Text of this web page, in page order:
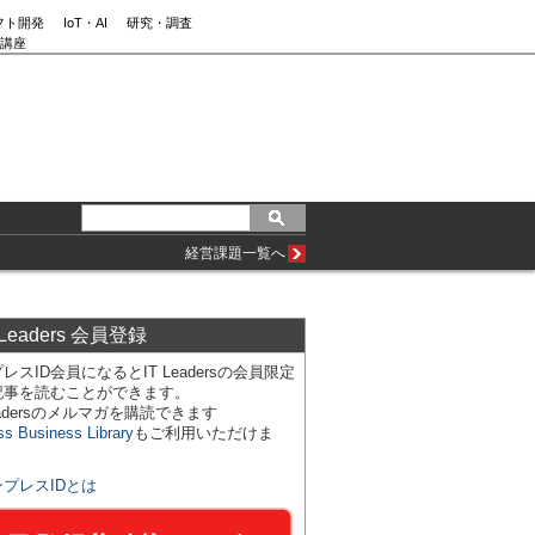
ト開発 IoT・AI
研究・調査
座
経営課題一覧へ
会員登録
スID会員になるとIT Leadersの会員限定
を読むことができます。
のメルマガを購読できます
Business Libraryもご利用いただけま
プレスIDとは